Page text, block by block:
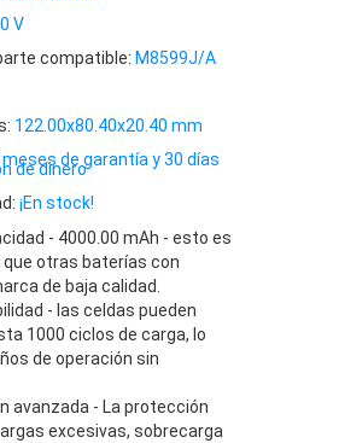
V
compatible: M8599J/A
122.00x80.40x20.40 mm
meses de garantía y 30 días
de dinero
¡En stock!
- 4000.00 mAh - esto es
que otras baterías con
de baja calidad.
- las celdas pueden
1000 ciclos de carga, lo
de operación sin
avanzada - La protección
excesivas, sobrecarga